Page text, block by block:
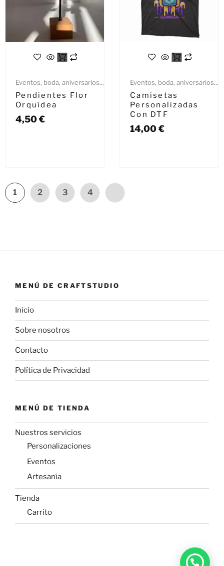
Eventos, boda, aniversarios...
Pendientes Flor
Orquídea
4,50€
Eventos, boda, aniversarios...
Camisetas
Personalizadas
Con DTF
14,00€
1 2 3 4
MENÚ DE CRAFTSTUDIO
Inicio
Sobre nosotros
Contacto
Política de Privacidad
MENÚ DE TIENDA
Nuestros servicios
Personalizaciones
Eventos
Artesanía
Tienda
Carrito